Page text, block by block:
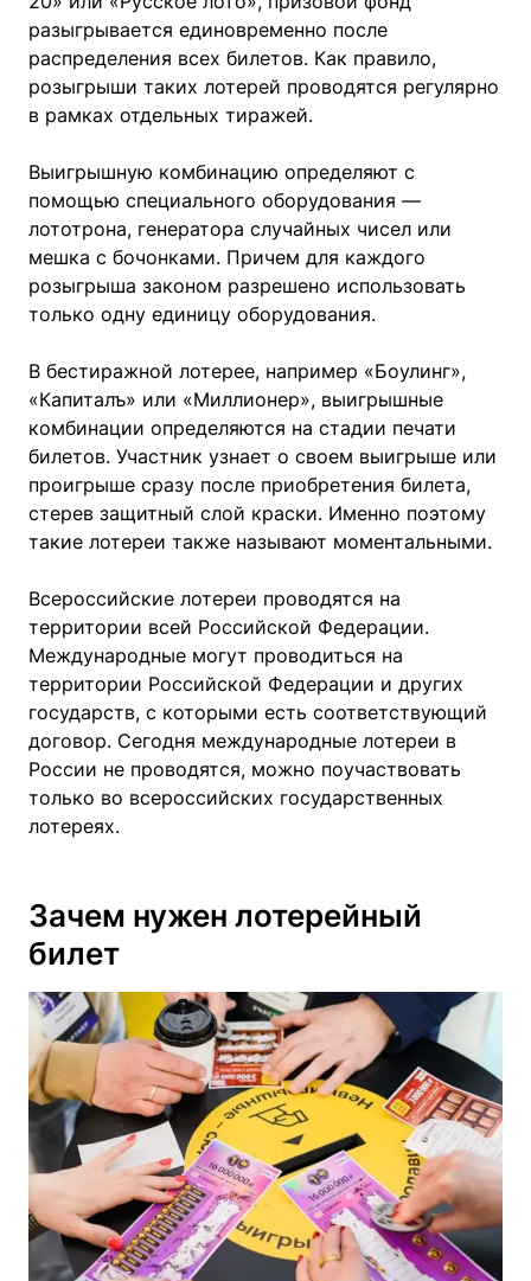
разыгрывается единовременно после
распределения всех билетов. Как правило,
розыгрыши таких лотерей проводятся регулярно
в рамках отдельных тиражей.
Выигрышную комбинацию определяют с
помощью специального оборудования —
лототрона, генератора случайных чисел или
мешка с бочонками. Причем для каждого
розыгрыша законом разрешено использовать
только одну единицу оборудования.
В бестиражной лотерее, например «Боулинг»,
«Капиталъ» или «Миллионер», выигрышные
комбинации определяются на стадии печати
билетов. Участник узнает о своем выигрыше или
проигрыше сразу после приобретения билета,
стерев защитный слой краски. Именно поэтому
такие лотереи также называют моментальными.
Всероссийские лотереи проводятся на
территории всей Российской Федерации.
Международные могут проводиться на
территории Российской Федерации и других
государств, с которыми есть соответствующий
договор. Сегодня международные лотереи в
России не проводятся, можно поучаствовать
только во всероссийских государственных
лотереях.
Зачем нужен лотерейный
билет